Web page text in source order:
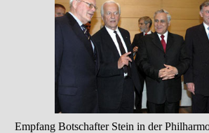
Empfang Botschafter Stein in der